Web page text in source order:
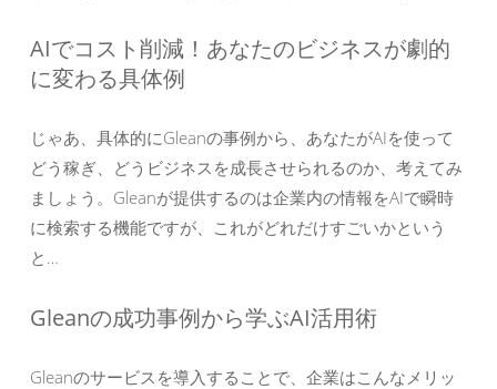
AIでコスト削減！あなたのビジネスが劇的
に変わる具体例
じゃあ、具体的にGleanの事例から、あなたがAIを使って
どう稼ぎ、どうビジネスを成長させられるのか、考えてみ
ましょう。Gleanが提供するのは企業内の情報をAIで瞬時
に検索する機能ですが、これがどれだけすごいかという
と…
Gleanの成功事例から学ぶAI活用術
Gleanのサービスを導入することで、企業はこんなメリッ